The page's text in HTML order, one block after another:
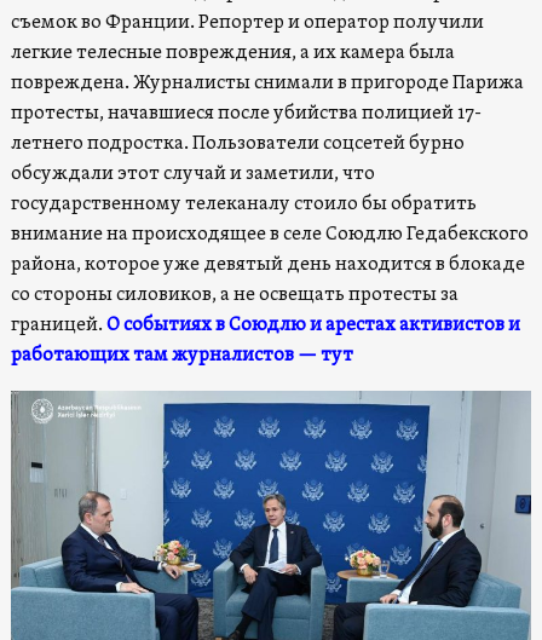
съемок во Франции. Репортер и оператор получили
легкие телесные повреждения, а их камера была
повреждена. Журналисты снимали в пригороде Парижа
протесты, начавшиеся после убийства полицией 17-
летнего подростка. Пользователи соцсетей бурно
обсуждали этот случай и заметили, что
государственному телеканалу стоило бы обратить
внимание на происходящее в селе Союдлю Гедабекского
района, которое уже девятый день находится в блокаде
со стороны силовиков, а не освещать протесты за
границей. О событиях в Союдлю и арестах активистов и
работающих там журналистов — тут